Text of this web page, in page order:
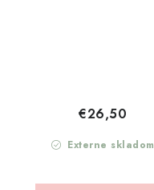
Externe skladom
€26,50